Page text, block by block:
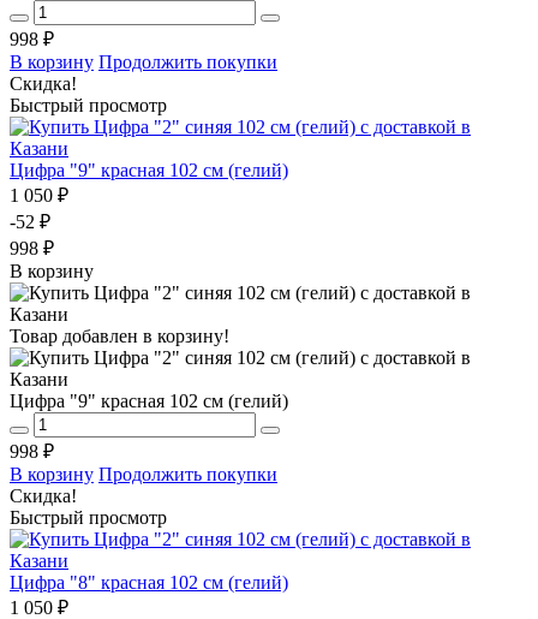
998 ₽
В корзину Продолжить покупки
Скидка!
Быстрый просмотр
Цифра "9" красная 102 см (гелий)
1 050 ₽
-52 ₽
998 ₽
В корзину
Товар добавлен в корзину!
Цифра "9" красная 102 см (гелий)
998 ₽
В корзину Продолжить покупки
Скидка!
Быстрый просмотр
Цифра "8" красная 102 см (гелий)
1 050 ₽